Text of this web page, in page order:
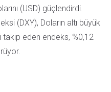
(USD) güçlendirdi.
(DXY), Doların altı büyük
takip eden endeks, %0,12